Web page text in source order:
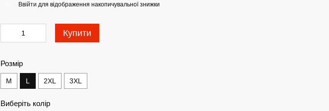
Ввійти для відображення накопичувальної знижки
Купити
Розмір
M L 2XL 3XL
Виберіть колір